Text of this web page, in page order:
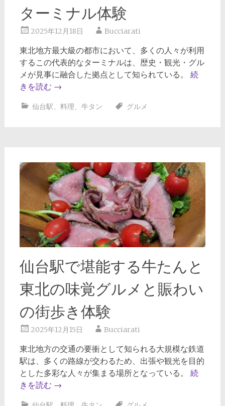
ターミナル体験
2025年12月18日 Bucciarati
東北地方最大級の都市において、多くの人々が利用
するこの代表的なターミナルは、歴史・観光・グル
メが見事に融合した拠点として知られている。 続
きを読む →
仙台駅、 料理、 牛タン グルメ
仙台駅で堪能する牛たんと
東北の味覚グルメと賑わい
の街歩き体験
2025年12月15日 Bucciarati
東北地方の交通の要衝として知られる大規模な鉄道
駅は、多くの路線が交わるため、出張や観光を目的
とした多彩な人々が集まる場所となっている。 続
きを読む →